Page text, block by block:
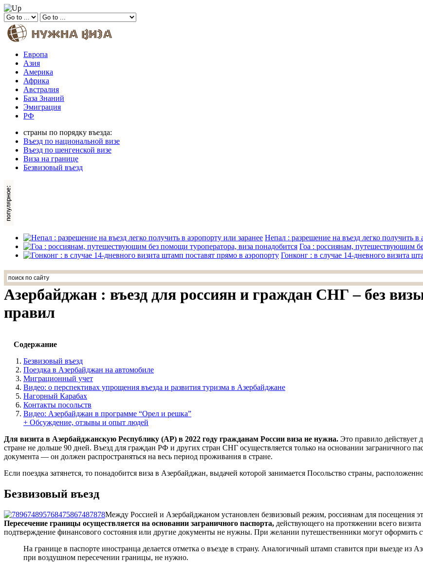
Европа
Азия
Америка
Африка
Австралия
База Знаний
Эмиграция
РФ
страны по порядку въезда:
Въезд по национальной визе
Въезд по шенгенской визе
Виза на границе
Безвизовый въезд
Непал : разрешение на въезд легко получить в
Гоа : россиянам, путешествующим
Гонконг : в случае 14-дневного визита
Азербайджан : въезд для россиян и граждан СНГ – без
правил
Содержание
Безвизовый въезд
Поездка в Азербайджан на автомобиле
Миграционный учет
Видео: о перспективах упрощения въезда и развития туризма в Азербайджане
Нагорный Карабах
Контакты посольств
Видео: Азербайджан в программе “Орел и решка”
+ Обсуждение, отзывы и опыт людей
Для визита в Азербайджанскую Республику (АР) в 2022 году гражданам России виза не нужна. Это правило действует
стране не дольше 90 дней. Въезд для граждан РФ и других стран СНГ осуществляется только на основании заграничного
документа — он должен распространяться на весь период проживания в стране.
Если поездка затянется, то понадобится виза в Азербайджан, выдачей которой занимается Посольство страны,
Безвизовый въезд
Между Россией и Азербайджаном установлен безвизовый режим, россиянам для посещения
Пересечение границы осуществляется на основании заграничного паспорта, действующего на протяжении всего
подтверждение финансового состояния или другие документы не нужны. При желании путешественники могут оформить
На границе в паспорте иностранца делается отметка о въезде в страну. Аналогичный штамп ставится при выезде из
при воздушном пересечении границы, не нужно.